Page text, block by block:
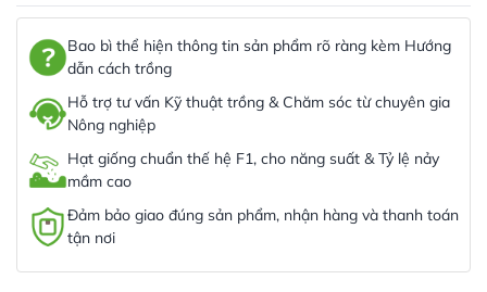
Bao bì thể hiện thông tin sản phẩm rõ ràng kèm Hướng
dẫn cách trồng
Hỗ trợ tư vấn Kỹ thuật trồng & Chăm sóc từ chuyên gia
Nông nghiệp
Hạt giống chuẩn thế hệ F1, cho năng suất & Tỷ lệ nảy
mầm cao
Đảm bảo giao đúng sản phẩm, nhận hàng và thanh toán
tận nơi